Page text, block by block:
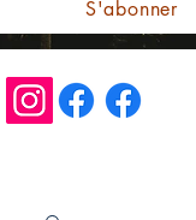
S'abonner